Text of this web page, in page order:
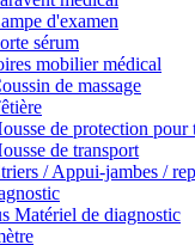
d'examen
sérum
mobilier médical
de massage
de protection pour
de transport
/ Appui-jambes /
Matériel de diagnostic